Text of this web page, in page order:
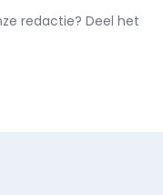
redactie? Deel het